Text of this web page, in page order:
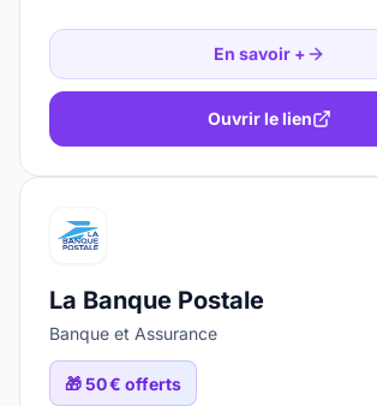
En savoir +
Ouvrir le lien
La Banque Postale
Banque et Assurance
🎁50 € offerts